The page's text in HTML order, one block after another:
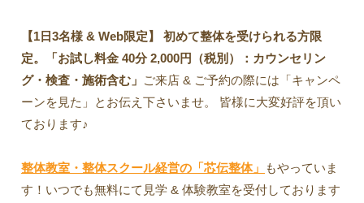
【1日3名様 & Web限定】 初めて整体を受けられる方限
定。「お試し料金 40分 2,000円（税別）：カウンセリン
グ・検査・施術含む」 ご来店 & ご予約の際には「キャンペ
ーンを見た」とお伝え下さいませ。 皆様に大変好評を頂い
ております♪
整体教室・整体スクール経営の「芯伝整体」
もやっていま
す！いつでも無料にて見学 & 体験教室を受付しております